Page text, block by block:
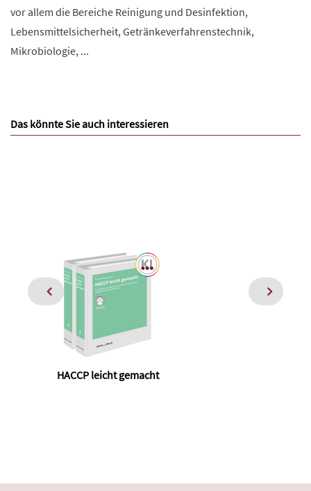
vor allem die Bereiche Reinigung und Desinfektion,
Lebensmittelsicherheit, Getränkeverfahrenstechnik,
Mikrobiologie, ...
Das könnte Sie auch interessieren
HACCP leicht gemacht